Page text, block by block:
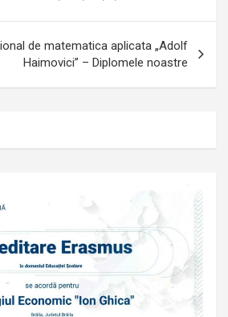
de matematica aplicata „Adolf
Haimovici” – Diplomele noastre